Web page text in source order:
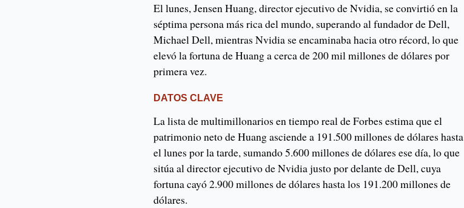
El lunes, Jensen Huang, director ejecutivo de Nvidia, se convirtió en la
séptima persona más rica del mundo, superando al fundador de Dell,
Michael Dell, mientras Nvidia se encaminaba hacia otro récord, lo que
elevó la fortuna de Huang a cerca de 200 mil millones de dólares por
primera vez.
DATOS CLAVE
La lista de multimillonarios en tiempo real de Forbes estima que el
patrimonio neto de Huang asciende a 191.500 millones de dólares hasta
el lunes por la tarde, sumando 5.600 millones de dólares ese día, lo que
sitúa al director ejecutivo de Nvidia justo por delante de Dell, cuya
fortuna cayó 2.900 millones de dólares hasta los 191.200 millones de
dólares.